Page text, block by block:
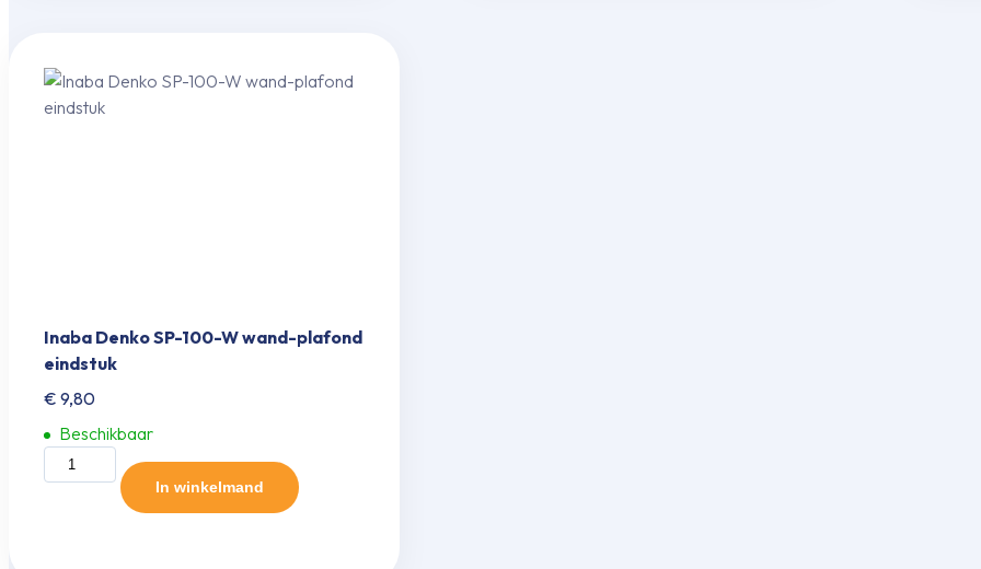
Inaba Denko SP-100-W wand-plafond
eindstuk
€ 9,80
Beschikbaar
Inaba
Denko
In winkelmand